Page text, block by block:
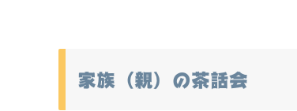
家族（親）の茶話会